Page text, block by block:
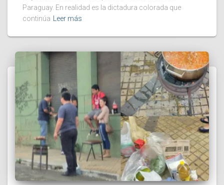
Paraguay. En realidad es la dictadura colorada que
continúa Leer más